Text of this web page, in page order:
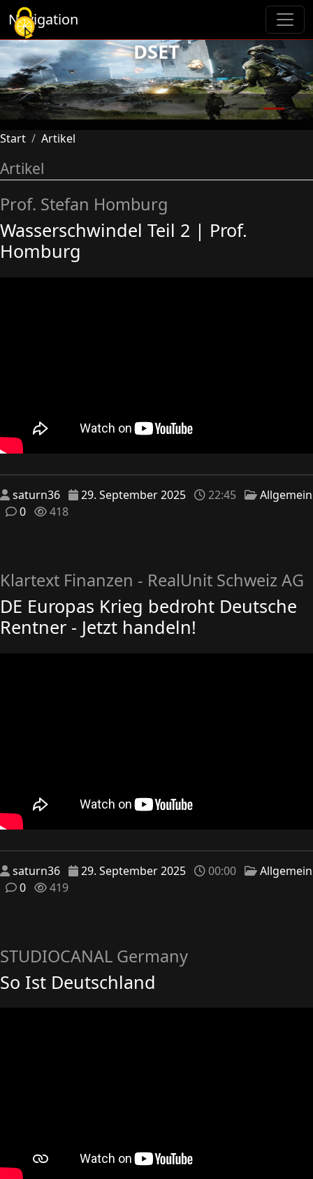
Navigation
Previous Next
DSET
Start Artikel
Artikel
Prof. Stefan Homburg
Wasserschwindel Teil 2 | Prof.
Homburg
saturn36 29. September 2025 22:45
Allgemein
0
418
Klartext Finanzen - RealUnit Schweiz AG
DE Europas Krieg bedroht Deutsche
Rentner - Jetzt handeln!
saturn36 29. September 2025 00:00
Allgemein
0
419
STUDIOCANAL Germany
So Ist Deutschland
Cookie-Einstellungen